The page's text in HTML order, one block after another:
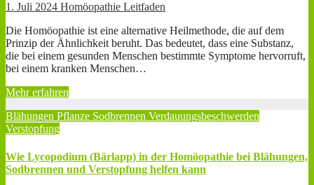
1. Juli 2024 Homöopathie Leitfaden
Die Homöopathie ist eine alternative Heilmethode, die auf dem
Prinzip der Ähnlichkeit beruht. Das bedeutet, dass eine Substanz,
die bei einem gesunden Menschen bestimmte Symptome hervorruft,
bei einem kranken Menschen…
Mehr erfahren
Blähungen Pflanze Sodbrennen Verdauungsbeschwerden
Verstopfung
Wie Lycopodium (Bärlapp) in der Homöopathie bei Blähungen,
Sodbrennen und Verstopfung helfen kann